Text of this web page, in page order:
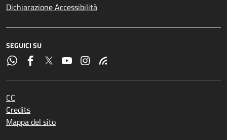
Dichiarazione Accessibilità
SEGUICI SU
CC
Credits
Mappa del sito